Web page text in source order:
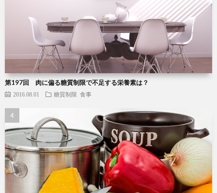
第197回 肉に偏る糖質制限で不足する栄養素は？
2016.08.01 糖質制限 食事